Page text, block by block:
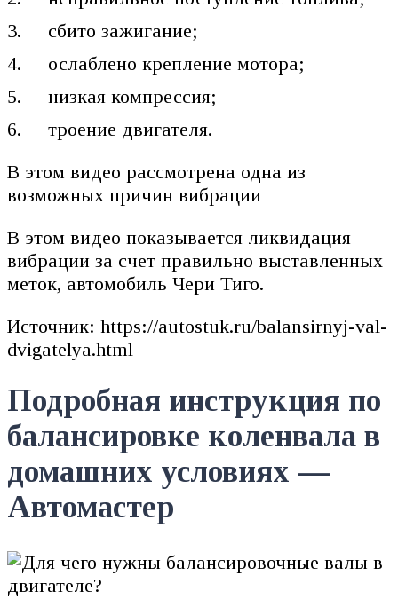
сбито зажигание;
ослаблено крепление мотора;
низкая компрессия;
троение двигателя.
В этом видео рассмотрена одна из
возможных причин вибрации
В этом видео показывается ликвидация
вибрации за счет правильно выставленных
меток, автомобиль Чери Тиго.
Источник: https://autostuk.ru/balansirnyj-val-
dvigatelya.html
Подробная инструкция по
балансировке коленвала в
домашних условиях —
Автомастер